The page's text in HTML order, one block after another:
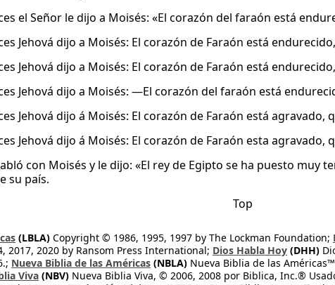
el Señor le dijo a Moisés: «El corazón del faraón está
Jehová dijo a Moisés: El corazón de Faraón está
Jehová dijo a Moisés: El corazón de Faraón está
Jehová dijo a Moisés: —El corazón del faraón está
Jehová dijo á Moisés: El corazón de Faraón está
Jehová dijo á Moisés: El corazón de Faraón esta
con Moisés y le dijo: «El rey de Egipto se ha puesto muy
su país.
Top
(LBLA) Copyright © 1986, 1995, 1997 by The Lockman Foundation;
2017, 2020 by Ransom Press International; Dios Habla Hoy (DHH)
Nueva Biblia de las Américas (NBLA) Nueva Biblia de las
Viva (NBV) Nueva Biblia Viva, © 2006, 2008 por Biblica, Inc.®